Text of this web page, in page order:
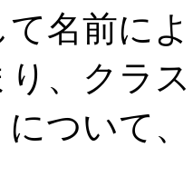
て名前に
り、クラ
について